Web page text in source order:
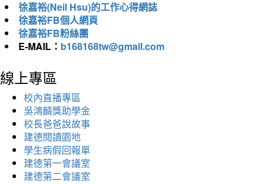
徐嘉裕(Neil Hsu)的工作心得網誌
徐嘉裕FB個人網頁
徐嘉裕FB粉絲團
E-MAIL： b168168tw@gmail.com
線上專區
校內直播專區
吳鴻麟獎助學金
校長爸爸說故事
建德閱讀園地
學生病假回報單
建德第一會議室
建德第二會議室